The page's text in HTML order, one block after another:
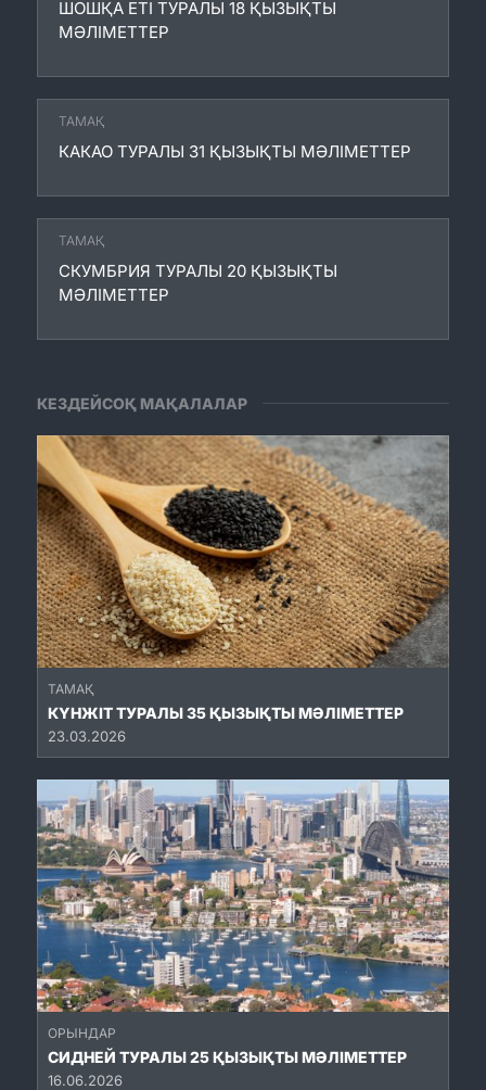
ШОШҚА ЕТІ ТУРАЛЫ 18 ҚЫЗЫҚТЫ
МӘЛІМЕТТЕР
ТАМАҚ
КАКАО ТУРАЛЫ 31 ҚЫЗЫҚТЫ МӘЛІМЕТТЕР
ТАМАҚ
СКУМБРИЯ ТУРАЛЫ 20 ҚЫЗЫҚТЫ
МӘЛІМЕТТЕР
КЕЗДЕЙСОҚ МАҚАЛАЛАР
ТАМАҚ
КҮНЖІТ ТУРАЛЫ 35 ҚЫЗЫҚТЫ МӘЛІМЕТТЕР
23.03.2026
ОРЫНДАР
СИДНЕЙ ТУРАЛЫ 25 ҚЫЗЫҚТЫ МӘЛІМЕТТЕР
16.06.2026